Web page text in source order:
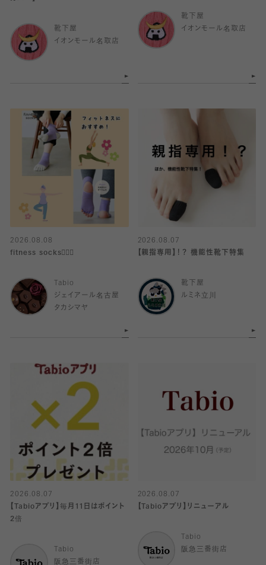
靴下屋
イオンモール名取店
靴下屋
イオンモール名取店
2026.08.08
fitness socks🧘🏻‍♀️
Tabio
ジェイアール名古屋
タカシマヤ
2026.08.07
【親指専用】！？ 機能性靴下特集
靴下屋
ルミネ立川
2026.08.07
【Tabioアプリ】毎月11日はポイント
2倍
Tabio
阪急三番街店
2026.08.07
【Tabioアプリ】リニューアル
Tabio
阪急三番街店